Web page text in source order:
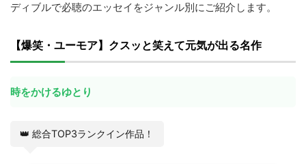
ディブルで必聴のエッセイをジャンル別にご紹介します。
【爆笑・ユーモア】クスッと笑えて元気が出る名作
時をかけるゆとり
👑 総合TOP3ランクイン作品！